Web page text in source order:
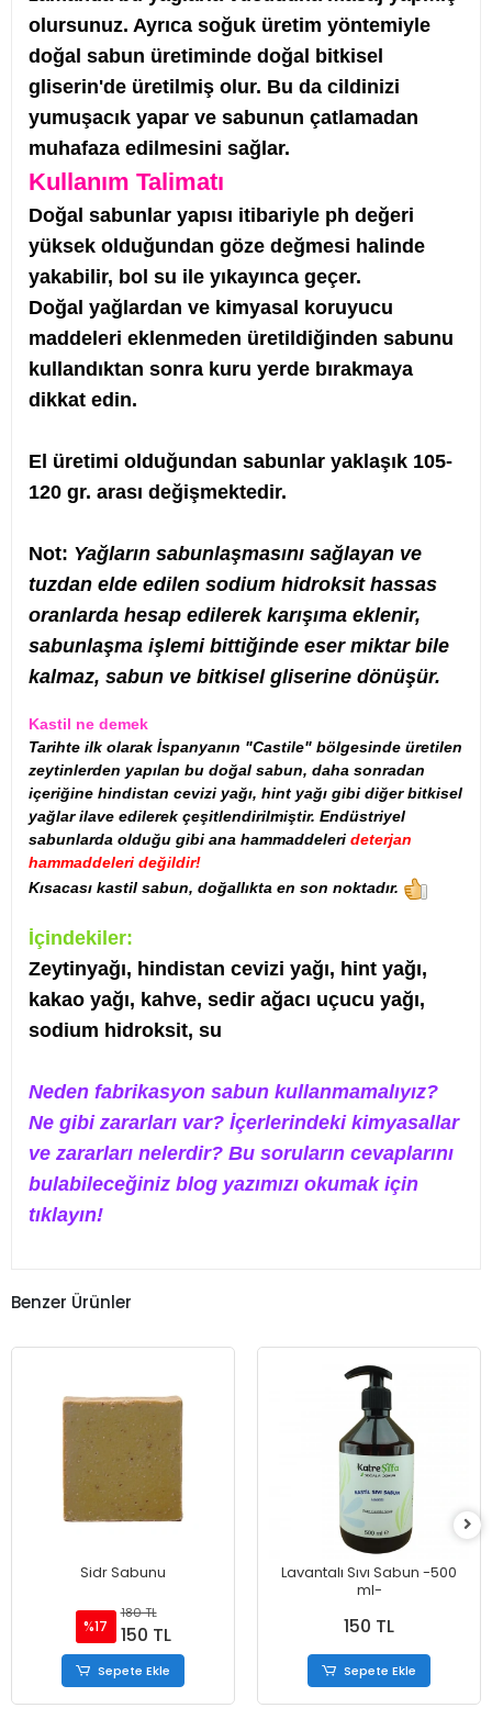
olursunuz. Ayrıca soğuk üretim yöntemiyle
doğal sabun üretiminde doğal bitkisel
gliserin'de üretilmiş olur. Bu da cildinizi
yumuşacık yapar ve sabunun çatlamadan
muhafaza edil mesini sağlar.
Kullanım Talimatı
Doğal sabunlar yapısı itibariyle ph değeri
yüksek olduğundan göze değmesi halinde
yakabilir, bol su ile yıkayınca geçer.
Doğal yağlardan ve kimyasal koruyucu
maddeleri eklenmeden üretildiğinden sabunu
kullandıktan sonra kuru yerde bırakmaya
dikkat edin.
El üretimi olduğundan sabunlar yaklaşık 105-
120 gr. arası değişmektedir.
Not: Yağların sabunlaşmasını sağlayan ve
tuzdan elde edilen sodium hidroksit hassas
oranlarda hesap edilerek karışıma eklenir,
sabunlaşma işlemi bittiğinde eser miktar bile
kalmaz, sabun ve bitkisel gliserine dönüşür.
Kastil ne demek
Tarihte ilk olarak İspanyanın "Castile" bölgesinde üretilen
zeytinlerden yapılan bu doğal sabun, daha sonradan
içeriğine hindistan cevizi yağı, hint yağı gibi diğer bitkisel
yağlar ilave edilerek çeşitlendirilmiştir. Endüstriyel
sabunlarda olduğu gibi ana hammaddeleri deterjan
hammaddeleri değildir!
Kısacası kastil sabun, doğallıkta en son noktadır.
İçindekiler:
Zeytinyağı, hindistan cevizi yağı, hint yağı,
kakao yağı, kahve, sedir ağacı uçucu yağı,
sodium hidroksit, su
Neden fabrikasyon sabun kullanmamalıyız?
Ne gibi zararları var? İçerlerindeki kimyasallar
ve zararları nelerdir? Bu soruların cevaplarını
bulabileceğiniz blog yazımızı okumak için
tıklayın!
Benzer Ürünler
Sidr Sabunu
%17
180 TL
150 TL
Sepete Ekle
Lavantalı Sıvı Sabun -500
ml-
150 TL
Sepete Ekle